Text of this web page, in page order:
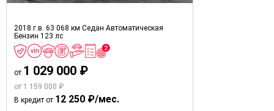
2018 г.в. 63 068 км Седан Автоматическая
Бензин 123 лс
от 1 029 000 ₽
от 1 159 000 ₽
В кредит от 12 250 ₽/мес.